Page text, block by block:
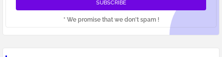
* We promise that we don't spam !